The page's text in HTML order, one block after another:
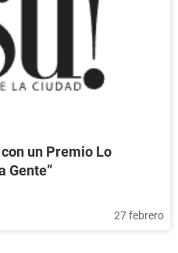
un Premio Lo
Gente”
27 febrero